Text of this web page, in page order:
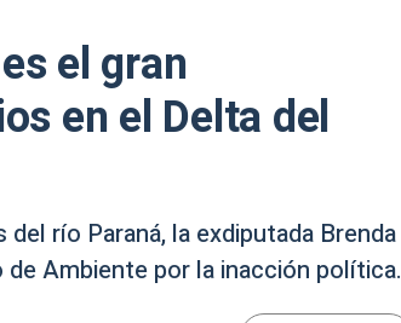
el gran
en el Delta del
río Paraná, la exdiputada Brenda
Ambiente por la inacción política.